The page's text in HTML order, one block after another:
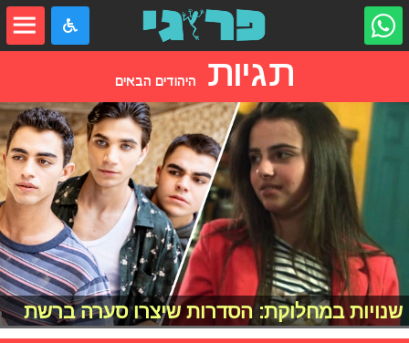
תגיות היהודים הבאים
שנויות במחלוקת: הסדרות שיצרו סערה ברשת